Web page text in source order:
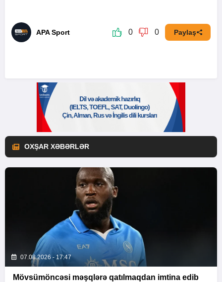
APA Sport 0 0 Paylaş
OXŞAR XƏBƏRLƏR
07.08.2026 - 17:47
Mövsümöncəsi məşqlərə qatılmaqdan imtina edib